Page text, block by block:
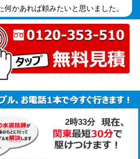
かあれば頼みたいと思いました。
2時33分